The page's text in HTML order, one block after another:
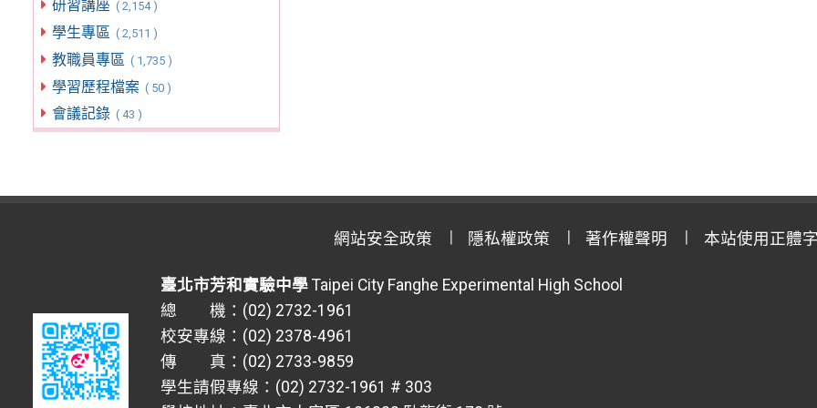
研習講座 ( 2,154 )
學生專區 ( 2,511 )
教職員專區 ( 1,735 )
學習歷程檔案 ( 50 )
會議記錄 ( 43 )
網站安全政策 隱私權政策 著作權聲明 本站使用正體
臺北市芳和實驗中學 Taipei City Fanghe Experimental High School
總 機：(02) 2732-1961
校安專線：(02) 2378-4961
傳 真：(02) 2733-9859
學生請假專線：(02) 2732-1961 # 303